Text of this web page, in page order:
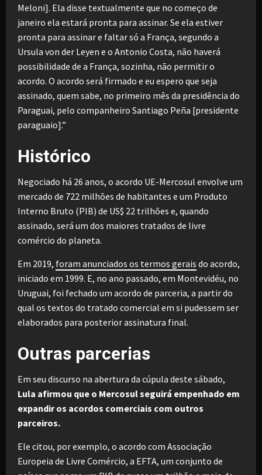
Meloni]. Ela disse textualmente que no começo de
janeiro ela estará pronta para assinar. Se ela estiver
pronta para assinar e faltar só a França, segundo a
Ursula von der Leyen e o Antonio Costa, não haverá
possibilidade de a França, sozinha, não permitir o
acordo. O acordo será firmado e eu espero que seja
assinado, quem sabe, no primeiro mês da presidência do
Paraguai, pelo companheiro Santiago Peña [presidente
paraguaio].”
Histórico
Negociado há 26 anos, o acordo UE-Mercosul envolve um
mercado de 722 milhões de habitantes e um Produto
Interno Bruto (PIB) de US$ 22 trilhões e, quando
assinado, será um dos maiores tratados de livre
comércio do planeta.
Em 2019, foram anunciados os termos gerais do acordo,
iniciado em 1999. E, no ano passado, em Montevidéu, no
Uruguai, foi fechado um acordo de parceria, a partir do
qual os textos do tratado comercial em si pudessem ser
elaborados para posterior assinatura final.
Outras parcerias
Em seu discurso na abertura da cúpula deste sábado,
Lula afirmou que o Mercosul seguirá empenhado em
expandir os acordos comerciais com outros
parceiros.
Ele citou, por exemplo, o acordo com Associação
Europeia de Livre Comércio, a EFTA, um conjunto de